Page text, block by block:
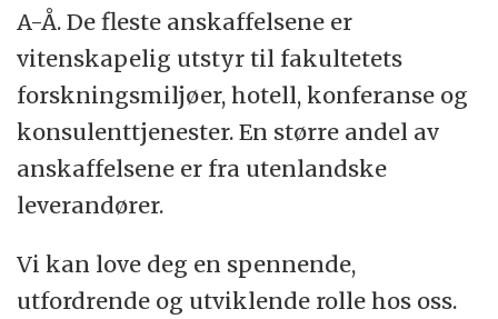
A-Å. De fleste anskaffelsene er
vitenskapelig utstyr til fakultetets
forskningsmiljøer, hotell, konferanse og
konsulenttjenester. En større andel av
anskaffelsene er fra utenlandske
leverandører.
Vi kan love deg en spennende,
utfordrende og utviklende rolle hos oss.